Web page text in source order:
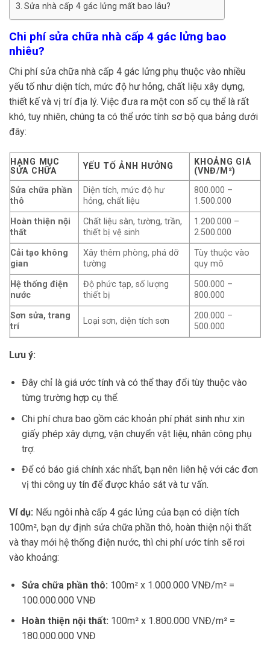
Sửa nhà cấp 4 gác lửng mất bao lâu?
Chi phí sửa chữa nhà cấp 4 gác lửng bao
nhiêu?
Chi phí sửa chữa nhà cấp 4 gác lửng phụ thuộc vào nhiều
yếu tố như diện tích, mức độ hư hỏng, chất liệu xây dựng,
thiết kế và vị trí địa lý. Việc đưa ra một con số cụ thể là rất
khó, tuy nhiên, chúng ta có thể ước tính sơ bộ qua bảng dưới
đây:
HẠNG MỤC
SỬA CHỮA
YẾU TỐ ẢNH HƯỞNG
KHOẢNG GIÁ
(VNĐ/M²)
Sửa chữa phần
thô
Diện tích, mức độ hư
hỏng, chất liệu
800.000 –
1.500.000
Hoàn thiện nội
thất
Chất liệu sàn, tường, trần,
thiết bị vệ sinh
1.200.000 –
2.500.000
Cải tạo không
gian
Xây thêm phòng, phá dỡ
tường
Tùy thuộc vào
quy mô
Hệ thống điện
nước
Độ phức tạp, số lượng
thiết bị
500.000 –
800.000
Sơn sửa, trang
trí
Loại sơn, diện tích sơn
200.000 –
500.000
Lưu ý:
Đây chỉ là giá ước tính và có thể thay đổi tùy thuộc vào
từng trường hợp cụ thể.
Chi phí chưa bao gồm các khoản phí phát sinh như xin
giấy phép xây dựng, vận chuyển vật liệu, nhân công phụ
trợ.
Để có báo giá chính xác nhất, bạn nên liên hệ với các đơn
vị thi công uy tín để được khảo sát và tư vấn.
Ví dụ: Nếu ngôi nhà cấp 4 gác lửng của bạn có diện tích
100m², bạn dự định sửa chữa phần thô, hoàn thiện nội thất
và thay mới hệ thống điện nước, thì chi phí ước tính sẽ rơi
vào khoảng:
Sửa chữa phần thô: 100m² x 1.000.000 VNĐ/m² =
100.000.000 VNĐ
Hoàn thiện nội thất: 100m² x 1.800.000 VNĐ/m² =
180.000.000 VNĐ